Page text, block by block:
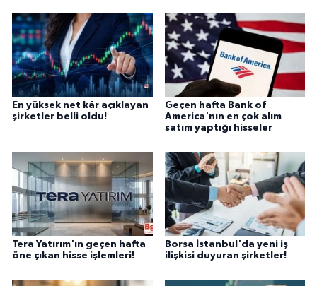
En yüksek net kâr açıklayan
şirketler belli oldu!
Geçen hafta Bank of
America'nın en çok alım
satım yaptığı hisseler
Tera Yatırım'ın geçen hafta
öne çıkan hisse işlemleri!
Borsa İstanbul'da yeni iş
ilişkisi duyuran şirketler!